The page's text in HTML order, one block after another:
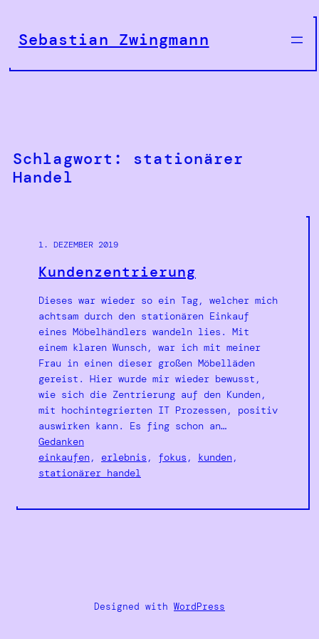
springen
Sebastian Zwingmann
Schlagwort: stationärer
Handel
1. DEZEMBER 2019
Kundenzentrierung
Dieses war wieder so ein Tag, welcher mich
achtsam durch den stationären Einkauf
eines Möbelhändlers wandeln lies. Mit
einem klaren Wunsch, war ich mit meiner
Frau in einen dieser großen Möbelläden
gereist. Hier wurde mir wieder bewusst,
wie sich die Zentrierung auf den Kunden,
mit hochintegrierten IT Prozessen, positiv
auswirken kann. Es fing schon an…
Gedanken
einkaufen, erlebnis , fokus , kunden
stationärer handel
Designed with WordPress